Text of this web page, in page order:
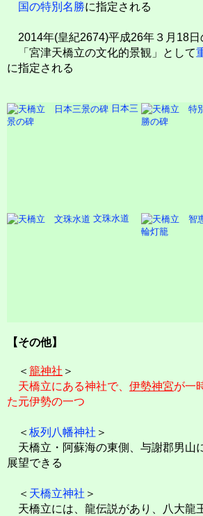
国の特別名勝に指定される
2014年(皇紀2674)平成26年３月18日
「宮津天橋立の文化的景観」として
に指定される
日本三
景の碑
勝の碑
文珠水道
輪灯籠
【その他】
＜ 籠神社 ＞
天橋立にある神社で、 伊勢神宮が一
た元伊勢の一つ
＜ 板列八幡神社 ＞
天橋立・阿蘇海の東側、与謝郡男山
展望できる
＜ 天橋立神社 ＞
天橋立には、龍伝説があり、八大龍